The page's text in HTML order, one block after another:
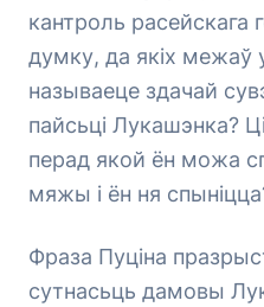
кантроль
думку, да якіх
называеце здачай
пайсьці Лукашэнка?
перад якой ён можа
мяжы і ён ня
Фраза Пуціна
сутнасьць дамовы